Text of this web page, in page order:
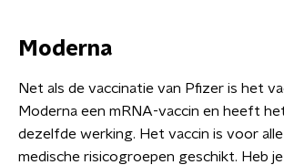
Moderna
Net als de vaccinatie van Pfizer is het
Moderna een mRNA-vaccin en heeft
dezelfde werking. Het vaccin is voor
medische risicogroepen geschikt. Heb